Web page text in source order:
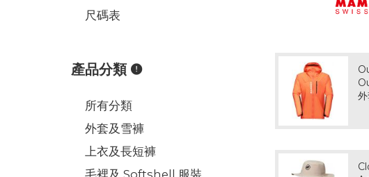
尺碼表
產品分類
所有分類
外套及雪褲
上衣及長短褲
毛裡及 Softshell 服裝